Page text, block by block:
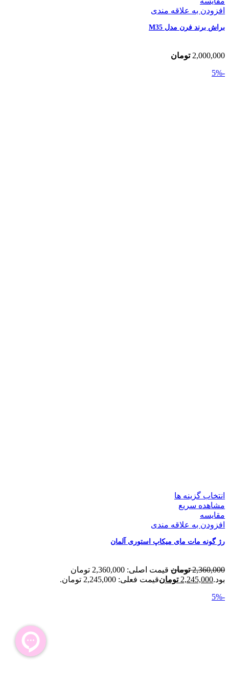
افزودن به علاقه مندی
براش برند فرن مدل M35
2,000,000 تومان
-5%
انتخاب گزینه ها
مشاهده سریع
مقایسه
افزودن به علاقه مندی
رژ گونه مات مای میکاپ استوری آلمان
2,360,000 تومان
قیمت اصلی: 2,360,000 تومان
بود.2,245,000 تومانقیمت فعلی: 2,245,000 تومان.
-5%